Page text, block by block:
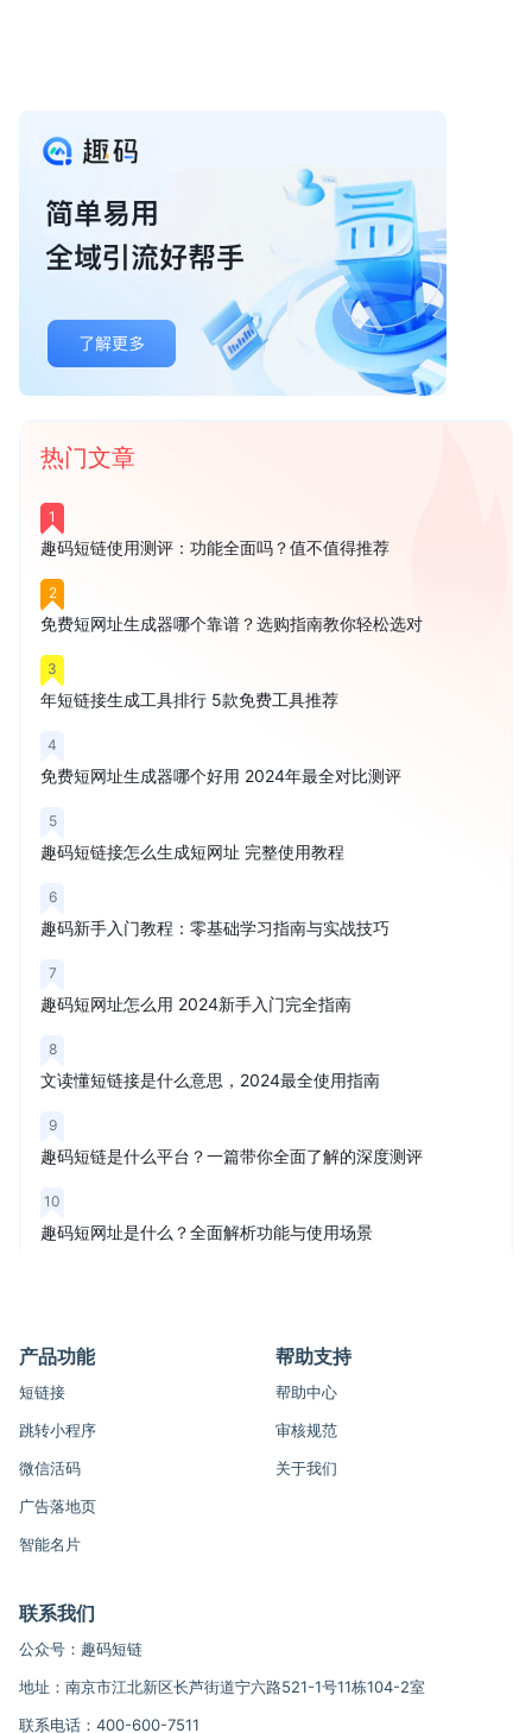
热门文章
1
趣码短链使用测评：功能全面吗？值不值得推荐
2
免费短网址生成器哪个靠谱？选购指南教你轻松选对
3
年短链接生成工具排行 5款免费工具推荐
4
免费短网址生成器哪个好用 2024年最全对比测评
5
趣码短链接怎么生成短网址 完整使用教程
6
趣码新手入门教程：零基础学习指南与实战技巧
7
趣码短网址怎么用 2024新手入门完全指南
8
文读懂短链接是什么意思，2024最全使用指南
9
趣码短链是什么平台？一篇带你全面了解的深度测评
10
趣码短网址是什么？全面解析功能与使用场景
产品功能
短链接
跳转小程序
微信活码
广告落地页
智能名片
帮助支持
帮助中心
审核规范
关于我们
联系我们
公众号：趣码短链
地址：南京市江北新区长芦街道宁六路521-1号11栋104-2室
联系电话：400-600-7511